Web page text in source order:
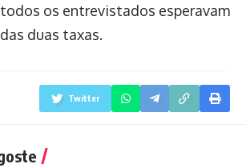
os entrevistados esperavam
duas taxas.
Twitter